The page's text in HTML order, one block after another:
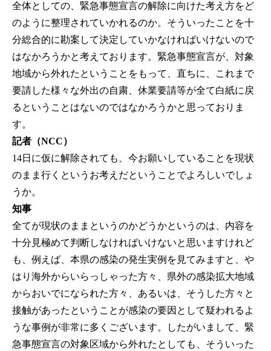
全体としての、緊急事態宣言の解除に向けた考え方をど
のように整理されていかれるのか。そういったことを十
分総合的に勘案して決定していかなければいけないので
はなかろうかと考えております。緊急事態宣言が、対象
地域から外れたということをもって、直ちに、これまで
要請した様々な外出の自粛、休業要請等が全て白紙に戻
るということはないのではなかろうかと思っておりま
す。
記者（NCC）
14日に仮に解除されても、今お願いしていることを現状
のまま行くというお考えだということでよろしいでしょ
うか。
知事
全てが現状のままというのかどうかというのは、内容を
十分見極めて判断しなければいけないと思いますけれど
も、例えば、本県の感染の発生実例を見てみますと、や
はり海外からいらっしゃった方々、県外の感染拡大地域
からおいでになられた方々、あるいは、そうした方々と
接触があったということが感染の要因として疑われるよ
うな事例が非常に多くございます。したがいまして、緊
急事態宣言の対象区域から外れたとしても、そういった